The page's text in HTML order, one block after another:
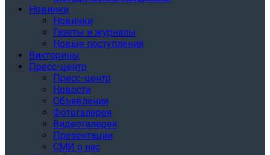
Новинки
Новинки
Газеты и журналы
Новые поступления
Викторины
Пресс-центр
Пресс-центр
Новости
Объявления
Фотогалерея
Видеогалерея
Презентации
СМИ о нас